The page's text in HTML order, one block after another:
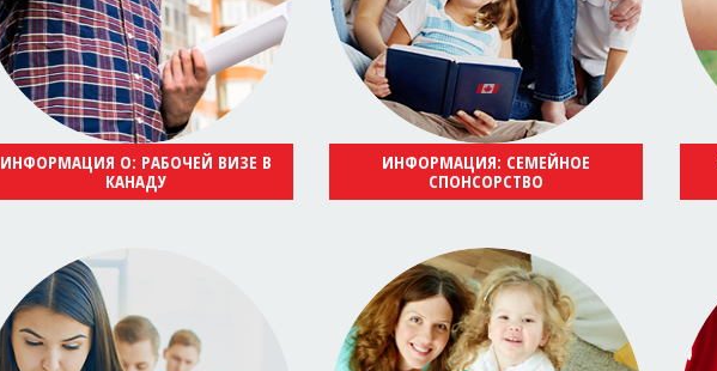
ИНФОРМАЦИЯ О: РАБОЧЕЙ ВИЗЕ В
КАНАДУ
ИНФОРМАЦИЯ: СЕМЕЙНОЕ
СПОНСОРСТВО